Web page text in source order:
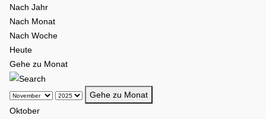
Nach Jahr
Nach Monat
Nach Woche
Heute
Gehe zu Monat
Gehe zu Monat
Oktober